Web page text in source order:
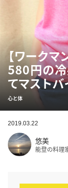
【ワークマ
580円の
てマストバ
心と体
2019.03.22
悠美
能登の料理